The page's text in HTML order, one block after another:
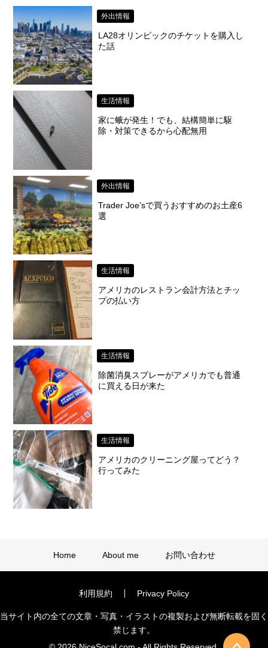
外出情報
LA28オリンピックのチケットを購入し
た話
生活情報
家に蛾が発生！でも、結構簡単に駆
除・対策できるから心配無用
外出情報
Trader Joe’sで買うおすすめのお土産6
選
生活情報
アメリカのレストラン会計方法とチッ
プの払い方
生活情報
除菌消臭スプレーがアメリカでも普通
に買える日が来た
生活情報
アメリカのクリーニング屋ってどう？
行ってみた
Home About me お問い合わせ
利用規約 Privacy Policy
当サイト内の全ての文章・写真・イラストの複製および無断転載を固く
禁じます。